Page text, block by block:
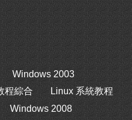
Windows 2003
程綜合
Linux 系統教程
Windows 2008